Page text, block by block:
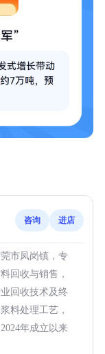
咨询 进店
市凤岗镇，专
回收与销售，
回收技术及终
料处理工艺，
年成立以来